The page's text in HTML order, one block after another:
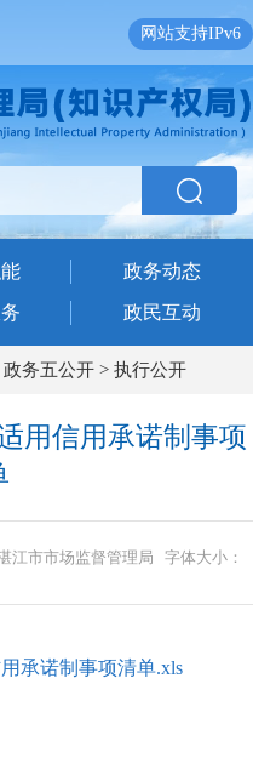
网站支持IPv6
政务动态
政民互动
政务五公开 > 执行公开
用信用承诺制事项
江市市场监督管理局
字体大小：
承诺制事项清单.xls